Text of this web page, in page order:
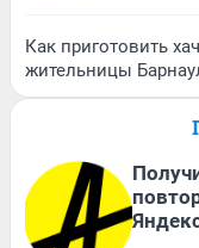
Как приготовить
жительницы